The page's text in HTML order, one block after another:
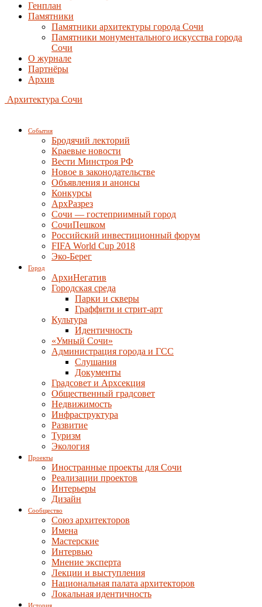
Генплан
Памятники
Памятники архитектуры города Сочи
Памятники монументального искусства города
Сочи
О журнале
Партнёры
Архив
Архитектура Сочи
События
Бродячий лекторий
Краевые новости
Вести Минстроя РФ
Новое в законодательстве
Объявления и анонсы
Конкурсы
АрхРазрез
Сочи — гостеприимный город
СочиПешком
Российский инвестиционный форум
FIFA World Cup 2018
Эко-Берег
Город
АрхиНегатив
Городская среда
Парки и скверы
Граффити и стрит-арт
Культура
Идентичность
«Умный Сочи»
Администрация города и ГСС
Слушания
Документы
Градсовет и Архсекция
Общественный градсовет
Недвижимость
Инфраструктура
Развитие
Туризм
Экология
Проекты
Иностранные проекты для Сочи
Реализации проектов
Интерьеры
Дизайн
Сообщество
Союз архитекторов
Имена
Мастерские
Интервью
Мнение эксперта
Лекции и выступления
Национальная палата архитекторов
Локальная идентичность
История